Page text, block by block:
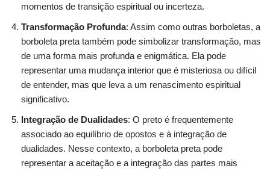
momentos de transição espiritual ou incerteza.
Transformação Profunda: Assim como outras borboletas, a
borboleta preta também pode simbolizar transformação, mas
de uma forma mais profunda e enigmática. Ela pode
representar uma mudança interior que é misteriosa ou difícil
de entender, mas que leva a um renascimento espiritual
significativo.
Integração de Dualidades: O preto é frequentemente
associado ao equilíbrio de opostos e à integração de
dualidades. Nesse contexto, a borboleta preta pode
representar a aceitação e a integração das partes mais